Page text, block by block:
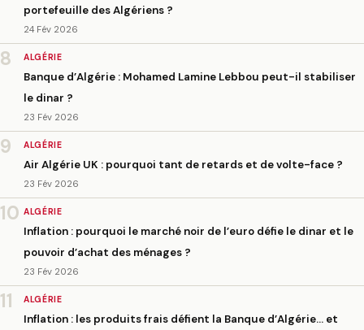
portefeuille des Algériens ?
24 Fév 2026
8 ALGÉRIE
Banque d’Algérie : Mohamed Lamine Lebbou peut-il stabiliser
le dinar ?
23 Fév 2026
9 ALGÉRIE
Air Algérie UK : pourquoi tant de retards et de volte-face ?
23 Fév 2026
10 ALGÉRIE
Inflation : pourquoi le marché noir de l’euro défie le dinar et le
pouvoir d’achat des ménages ?
23 Fév 2026
11 ALGÉRIE
Inflation : les produits frais défient la Banque d’Algérie… et